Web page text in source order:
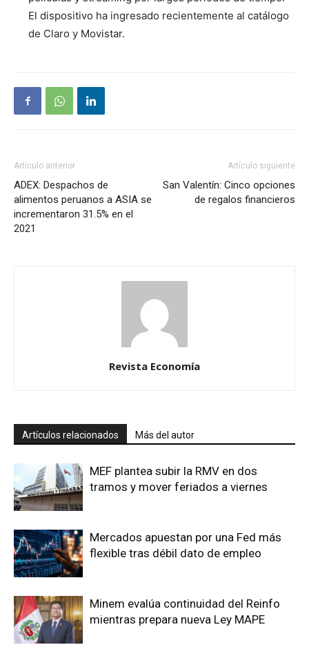
El dispositivo ha ingresado recientemente al catálogo
de Claro y Movistar.
Artículo anterior
ADEX: Despachos de
alimentos peruanos a ASIA se
incrementaron 31.5% en el
2021
Artículo siguiente
San Valentín: Cinco opciones
de regalos financieros
Revista Economía
Artículos relacionados Más del autor
MEF plantea subir la RMV en dos
tramos y mover feriados a viernes
Mercados apuestan por una Fed más
flexible tras débil dato de empleo
Minem evalúa continuidad del Reinfo
mientras prepara nueva Ley MAPE